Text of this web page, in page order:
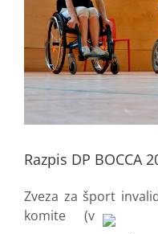
Razpis DP BOCCA
Zveza za šport
komite (v